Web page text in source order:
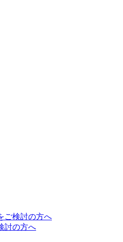
ご検討の方へ
討の方へ